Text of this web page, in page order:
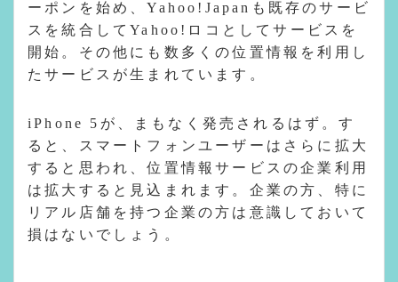
ーポンを始め、Yahoo!Japanも既存のサービ
スを統合してYahoo!ロコとしてサービスを
開始。その他にも数多くの位置情報を利用し
たサービスが生まれています。
iPhone 5が、まもなく発売されるはず。す
ると、スマートフォンユーザーはさらに拡大
すると思われ、位置情報サービスの企業利用
は拡大すると見込まれます。企業の方、特に
リアル店舗を持つ企業の方は意識しておいて
損はないでしょう。